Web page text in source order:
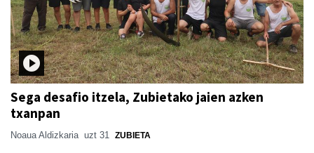
Sega desafio itzela, Zubietako jaien azken
txanpan
Noaua Aldizkaria uzt 31 ZUBIETA